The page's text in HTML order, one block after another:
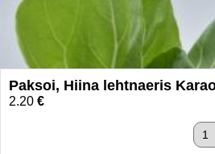
Paksoi, Hiina lehtnaeris
2.20 €